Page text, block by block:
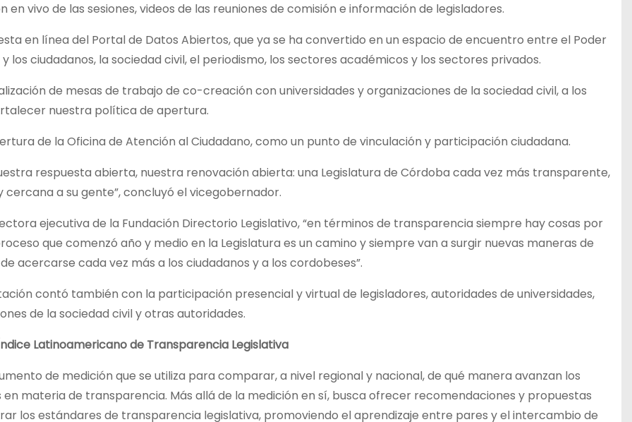
en vivo de las sesiones, videos de las reuniones de comisión e información de legisladores.
línea del Portal de Datos Abiertos, que ya se ha convertido en un espacio de encuentro entre el Poder
y los ciudadanos, la sociedad civil, el periodismo, los sectores académicos y los sectores privados.
de mesas de trabajo de co-creación con universidades y organizaciones de la sociedad civil, a los
nuestra política de apertura.
de la Oficina de Atención al Ciudadano, como un punto de vinculación y participación ciudadana.
respuesta abierta, nuestra renovación abierta: una Legislatura de Córdoba cada vez más transparente,
cercana a su gente”, concluyó el vicegobernador.
ejecutiva de la Fundación Directorio Legislativo, “en términos de transparencia siempre hay cosas por
que comenzó año y medio en la Legislatura es un camino y siempre van a surgir nuevas maneras de
acercarse cada vez más a los ciudadanos y a los cordobeses”.
contó también con la participación presencial y virtual de legisladores, autoridades de universidades,
de la sociedad civil y otras autoridades.
Latinoamericano de Transparencia Legislativa
de medición que se utiliza para comparar, a nivel regional y nacional, de qué manera avanzan los
en materia de transparencia. Más allá de la medición en sí, busca ofrecer recomendaciones y propuestas
los estándares de transparencia legislativa, promoviendo el aprendizaje entre pares y el intercambio de